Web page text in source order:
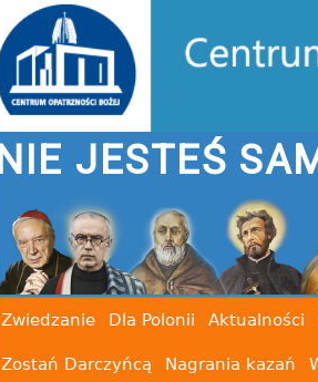
Zwiedzanie Dla Polonii Aktualności
Zostań Darczyńcą Nagrania kazań